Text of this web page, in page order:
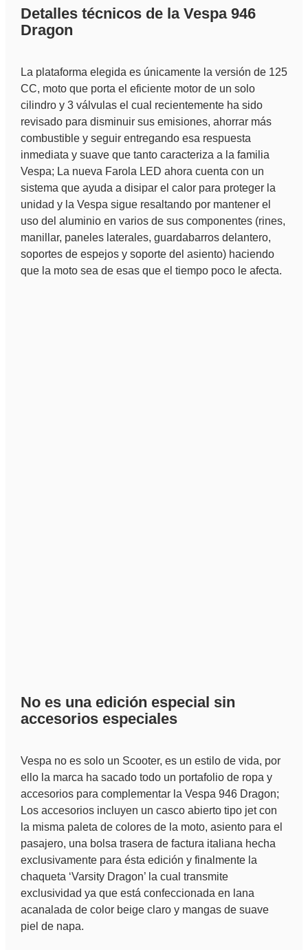
Detalles técnicos de la Vespa 946
Dragon
La plataforma elegida es únicamente la versión de 125
CC, moto que porta el eficiente motor de un solo
cilindro y 3 válvulas el cual recientemente ha sido
revisado para disminuir sus emisiones, ahorrar más
combustible y seguir entregando esa respuesta
inmediata y suave que tanto caracteriza a la familia
Vespa; La nueva Farola LED ahora cuenta con un
sistema que ayuda a disipar el calor para proteger la
unidad y la Vespa sigue resaltando por mantener el
uso del aluminio en varios de sus componentes (rines,
manillar, paneles laterales, guardabarros delantero,
soportes de espejos y soporte del asiento) haciendo
que la moto sea de esas que el tiempo poco le afecta.
No es una edición especial sin
accesorios especiales
Vespa no es solo un Scooter, es un estilo de vida, por
ello la marca ha sacado todo un portafolio de ropa y
accesorios para complementar la Vespa 946 Dragon;
Los accesorios incluyen un casco abierto tipo jet con
la misma paleta de colores de la moto, asiento para el
pasajero, una bolsa trasera de factura italiana hecha
exclusivamente para ésta edición y finalmente la
chaqueta ‘Varsity Dragon’ la cual transmite
exclusividad ya que está confeccionada en lana
acanalada de color beige claro y mangas de suave
piel de napa.